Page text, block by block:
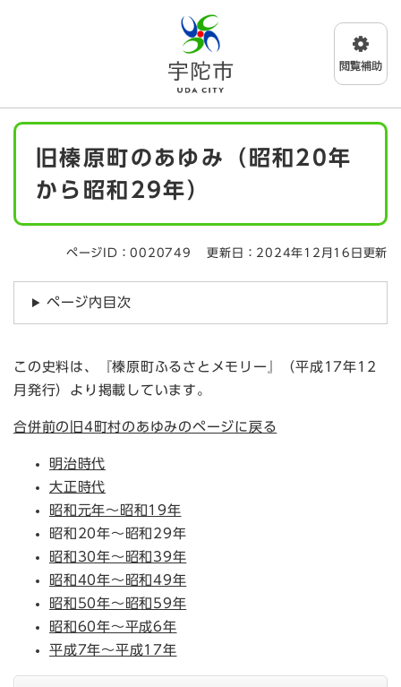
メニューを飛ばして本文へ
本
旧榛原町のあゆみ（昭和20年
から昭和29年）
ページID：0020749 更新日：2024年12月16日更新
ページ内目次
この史料は、『榛原町ふるさとメモリー』（平成17年12
月発行）より掲載しています。
合併前の旧4町村のあゆみのページに戻る
明治時代
大正時代
昭和元年～昭和19年
昭和20年～昭和29年
昭和30年～昭和39年
昭和40年～昭和49年
昭和50年～昭和59年
昭和60年～平成6年
平成7年～平成17年​​​